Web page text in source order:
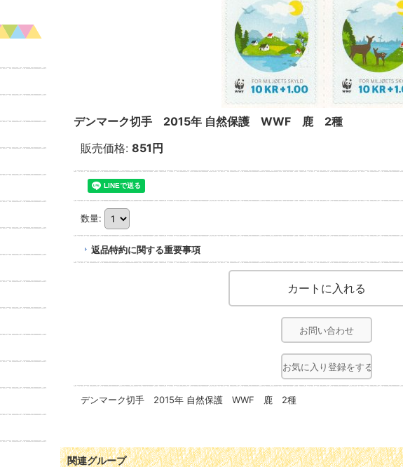
デンマーク切手 2015年 自然保護 WWF 鹿 2種
販売価格: 851円
数量:
返品特約に関する重要事項
お問い合わせ
お気に入り登録をする
デンマーク切手 2015年 自然保護 WWF 鹿 2種
関連グループ